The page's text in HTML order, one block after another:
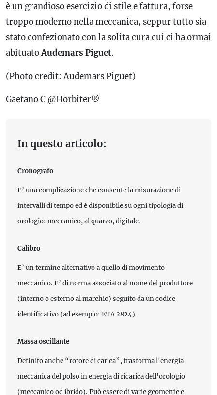
è un grandioso esercizio di stile e fattura, forse
troppo moderno nella meccanica, seppur tutto sia
stato confezionato con la solita cura cui ci ha ormai
abituatoAudemars Piguet.
(Photo credit: Audemars Piguet)
Gaetano C @Horbiter®
In questo articolo:
Cronografo
E’ una complicazione che consente la misurazione di
intervalli di tempo ed è disponibile su ogni tipologia di
orologio: meccanico, al quarzo, digitale.
Calibro
E’ un termine alternativo a quello di movimento
meccanico. E’ di norma associato al nome del produttore
(interno o esterno al marchio) seguito da un codice
identificativo (ad esempio: ETA 2824).
Massa oscillante
Definito anche “rotore di carica”, trasforma l'energia
meccanica del polso in energia di ricarica dell'orologio
(meccanico od ibrido). Può essere di varie geometrie e